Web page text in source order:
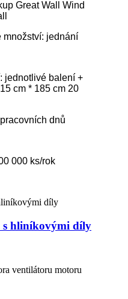
Great Wall Wind
množství: jednání
jednotlivé balení +
cm * 185 cm 20
dnů
000 ks/rok
s hliníkovými díly
ventilátoru motoru